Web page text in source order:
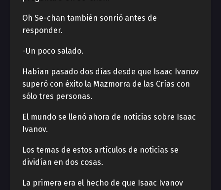
Oh Se-chan también sonrió antes de
responder.
-Un poco salado.
Habían pasado dos días desde que Isaac Ivanov
superó con éxito la Mazmorra de las Crías con
sólo tres personas.
El mundo se llenó ahora de noticias sobre Isaac
Ivanov.
Los temas de estos artículos de noticias se
dividían en dos cosas.
La primera era el hecho de que Isaac Ivanov